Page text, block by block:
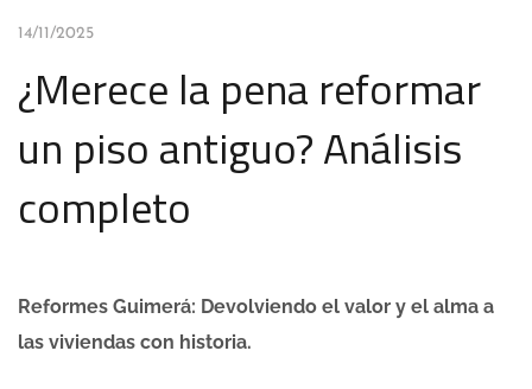
14/11/2025
¿Merece la pena reformar
un piso antiguo? Análisis
completo
Reformes Guimerá: Devolviendo el valor y el alma a
las viviendas con historia.